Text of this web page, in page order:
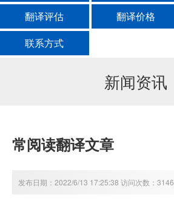
翻译评估
翻译价格
联系方式
新闻资讯
常阅读翻译文章
发布日期：2022/6/13 17:25:38 访问次数：3146